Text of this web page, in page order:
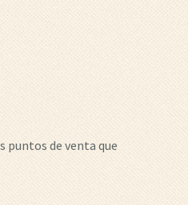
puntos de venta que